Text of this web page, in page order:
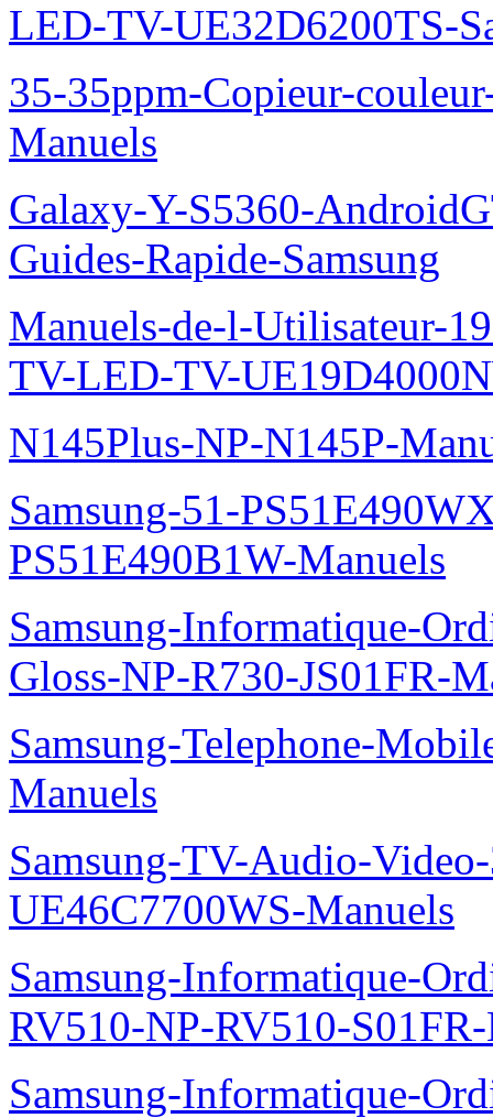
LED-TV-UE32D6200TS-
35-35ppm-Copieur-
Manuels
Galaxy-Y-S5360-
Guides-Rapide-Samsung
Manuels-de-l-Utilisateur-
TV-LED-TV-
N145Plus-NP-N145P-
Samsung-51-
PS51E490B1W-Manuels
Samsung-Informatique-
Gloss-NP-R730-JS01FR-
Samsung-Telephone-
Manuels
Samsung-TV-Audio-
UE46C7700WS-Manuels
Samsung-Informatique-
RV510-NP-RV510-
Samsung-Informatique-